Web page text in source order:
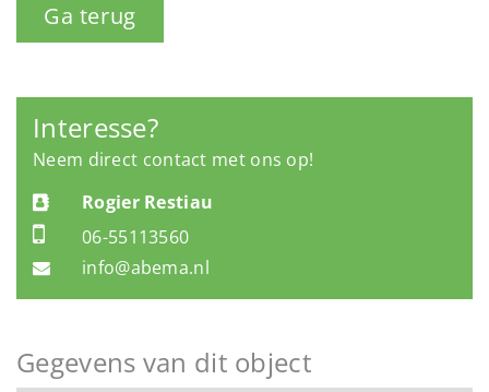
Ga terug
Interesse?
Neem direct contact met ons op!
Rogier Restiau
06-55113560
info@abema.nl
Gegevens van dit object